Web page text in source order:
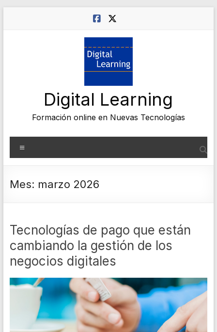
Digital Learning
Formación online en Nuevas Tecnologías
Mes: marzo 2026
Tecnologías de pago que están
cambiando la gestión de los
negocios digitales